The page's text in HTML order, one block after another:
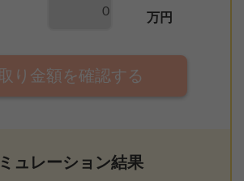
万円
り金額を確認する
ュレーション結果